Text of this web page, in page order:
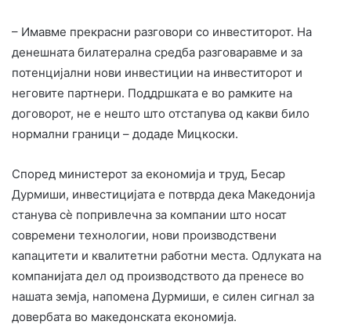
– Имавме прекрасни разговори со инвеститорот. На
денешната билатерална средба разговаравме и за
потенцијални нови инвестиции на инвеститорот и
неговите партнери. Поддршката е во рамките на
договорот, не е нешто што отстапува од какви било
нормални граници – додаде Мицкоски.
Според министерот за економија и труд, Бесар
Дурмиши, инвестицијата е потврда дека Македонија
станува сè попривлечна за компании што носат
современи технологии, нови производствени
капацитети и квалитетни работни места. Одлуката на
компанијата дел од производството да пренесе во
нашата земја, напомена Дурмиши, е силен сигнал за
довербата во македонската економија.